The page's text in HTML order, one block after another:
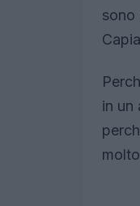
sono
in un